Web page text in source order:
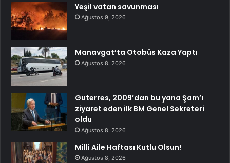
Yeşil vatan savunması
Ağustos 9, 2026
Manavgat’ta Otobüs Kaza Yaptı
Ağustos 8, 2026
Guterres, 2009’dan bu yana Şam’ı
ziyaret eden ilk BM Genel Sekreteri
oldu
Ağustos 8, 2026
Milli Aile Haftası Kutlu Olsun!
Ağustos 8, 2026